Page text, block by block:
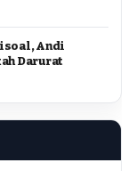
Andi
Darurat